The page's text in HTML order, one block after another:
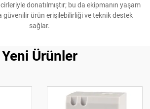
donatılmıştır; bu da ekipmanın yaşam
ürün erişilebilirliği ve teknik destek
sağlar.
Yeni Ürünler